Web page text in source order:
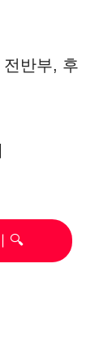
반부, 후
🔍